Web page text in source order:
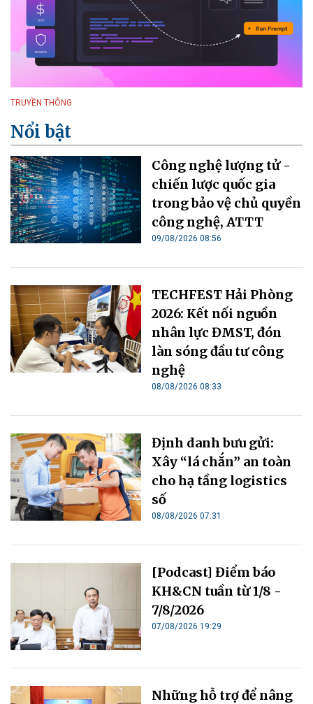
TRUYỀN THÔNG
Nổi bật
Công nghệ lượng tử -
chiến lược quốc gia
trong bảo vệ chủ quyền
công nghệ, ATTT
09/08/2026 08:56
TECHFEST Hải Phòng
2026: Kết nối nguồn
nhân lực ĐMST, đón
làn sóng đầu tư công
nghệ
08/08/2026 08:33
Định danh bưu gửi:
Xây “lá chắn” an toàn
cho hạ tầng logistics
số
08/08/2026 07:31
[Podcast] Điểm báo
KH&CN tuần từ 1/8 -
7/8/2026
07/08/2026 19:29
Những hỗ trợ để nâng